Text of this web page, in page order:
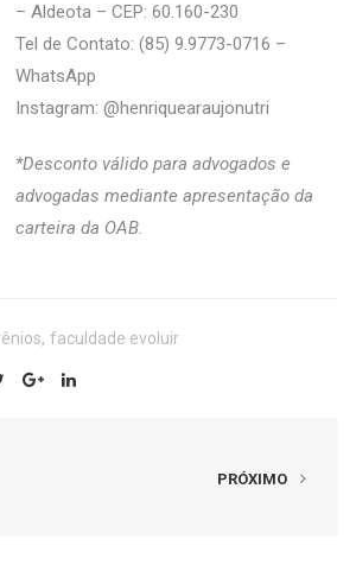
– Aldeota – CEP: 60.160-230
Tel de Contato: (85) 9.9773-0716 –
WhatsApp
Instagram: @‌henriquearaujonutri
*Desconto válido para advogados e
advogadas mediante apresentação da
carteira da OAB.
, faculdade evoluir
PRÓXIMO